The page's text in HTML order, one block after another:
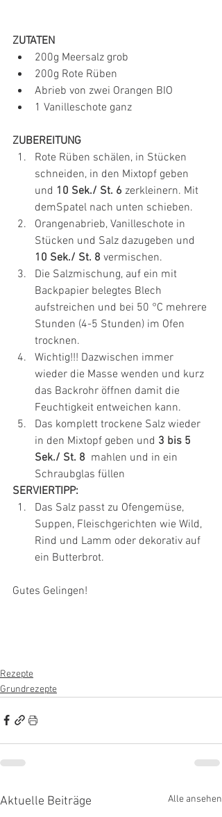
ZUTATEN
200g Meersalz grob
200g Rote Rüben
Abrieb von zwei Orangen BIO
1 Vanilleschote ganz
ZUBEREITUNG
Rote Rüben schälen, in Stücken
schneiden, in den Mixtopf geben
und 10 Sek./ St. 6 zerkleinern. Mit
demSpatel nach unten schieben.
Orangenabrieb, Vanilleschote in
Stücken und Salz dazugeben und
10 Sek./ St. 8 vermischen.
Die Salzmischung, auf ein mit
Backpapier belegtes Blech
aufstreichen und bei 50 °C mehrere
Stunden (4-5 Stunden) im Ofen
trocknen.
Wichtig!!! Dazwischen immer
wieder die Masse wenden und kurz
das Backrohr öffnen damit die
Feuchtigkeit entweichen kann.
Das komplett trockene Salz wieder
in den Mixtopf geben und 3 bis 5
Sek./ St. 8 mahlen und in ein
Schraubglas füllen
SERVIERTIPP:
Das Salz passt zu Ofengemüse,
Suppen, Fleischgerichten wie Wild,
Rind und Lamm oder dekorativ auf
ein Butterbrot.
Gutes Gelingen!
Rezepte
Grundrezepte
Aktuelle Beiträge Alle ansehen